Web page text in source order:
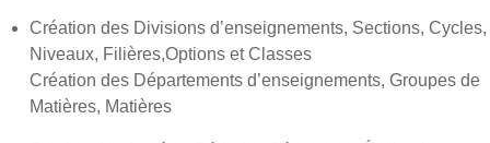
Création des Divisions d’enseignements, Sections, Cycles,
Niveaux, Filières,Options et Classes
Création des Départements d’enseignements, Groupes de
Matières, Matières